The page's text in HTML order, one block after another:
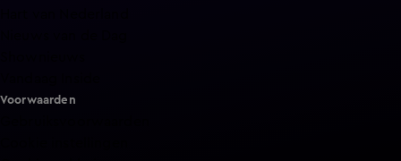
Voorwaarden